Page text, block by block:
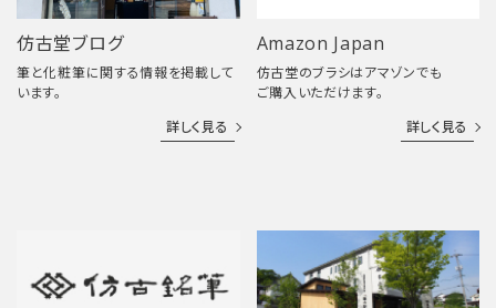
仿古堂ブログ
筆と化粧筆に関する情報を掲載して
います。
詳しく見る
Amazon Japan
仿古堂のブラシはアマゾンでも
ご購入いただけます。
詳しく見る